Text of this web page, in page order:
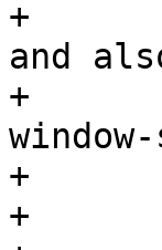
+
and
+
+
+